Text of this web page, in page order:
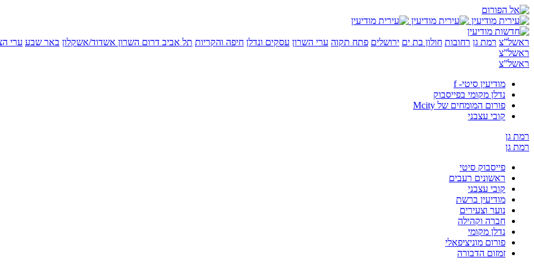
ראשל”צ רמת גן רחובות חולון בת ים ירושלים פתח תקוה ערי השרון עסקים ונדלן חיפה והקריות תל אביב דרום השרון אשדוד/אשקלון באר שבע ערי
ראשל”צ
ראשל”צ
מודיעין סיטי- f
נדלן מקומי בפייסבוק
פורום המומחים של Mcity
קובי עצבני
רמת גן
רמת גן
פייסבוק סיטי
ראשונים רעבים
קובי עצבני
מודיעין ברשת
נוער וצעירים
חברה וקהילה
נדלן מקומי
פורום מוניציפאלי
זמזום הדבורה